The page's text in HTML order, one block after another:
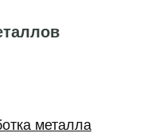
металла